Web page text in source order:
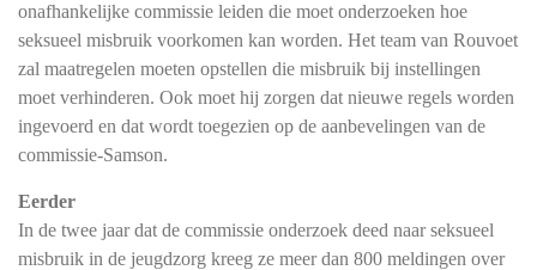
onafhankelijke commissie leiden die moet onderzoeken hoe
seksueel misbruik voorkomen kan worden. Het team van Rouvoet
zal maatregelen moeten opstellen die misbruik bij instellingen
moet verhinderen. Ook moet hij zorgen dat nieuwe regels worden
ingevoerd en dat wordt toegezien op de aanbevelingen van de
commissie-Samson.
Eerder
In de twee jaar dat de commissie onderzoek deed naar seksueel
misbruik in de jeugdzorg kreeg ze meer dan 800 meldingen over